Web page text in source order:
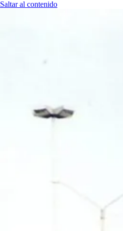
Saltar al contenido